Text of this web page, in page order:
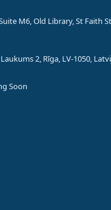
M6, Old Library, St Faith
2, Rīga, LV-1050,
Soon